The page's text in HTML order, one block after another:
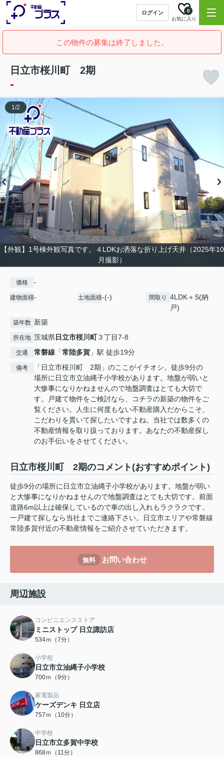
ログイン
お気に入り
0
この物件の募集は終了しました。
日立市桜川町 2期
-
【外観】1号棟外観写真です。４LDKお洒落な折り上げ天井（2025年10
月撮影）
1/2
価格 -
建物面積- 土地面積-(-) 間取り
4LDK＋S(納
戸)
築年数 新築
所在地 茨城県日立市桜川町３丁目7-8
交通 常磐線 「常陸多賀 」駅 徒歩19分
備考
「日立市桜川町 2期」のここがイチオシ。徒歩9分の
場所に日立市立油縄子小学校があります。地盤が弱いと
大惨事になりかねませんので地盤調査はとても大切で
す。戸建て物件をご検討なら、コチラの新築の物件をご
覧ください。人生に何度もない不動産購入だからこそ、
こだわりを貫いて探したいですよね。当社では数多くの
不動産情報を取り扱っております。あなたの不動産探し
のお手伝いをさせてください。
日立市桜川町 2期のコメント(おすすめポイント)
徒歩9分の場所に日立市立油縄子小学校があります。地盤が弱い
と大惨事になりかねませんので地盤調査はとても大切です。前面
道路6m以上は確保しているので車の出し入れもラクラクです。
一戸建て探しなら当社までご連絡下さい。日立市エリアや常磐線
常陸多賀付近の不動産情報をご紹介させていただきます。
無料 お問い合わせ
周辺施設
コンビニエンスストア
ミニストップ 日立諏訪店
534ｍ（7分）
小学校
日立市立油縄子小学校
700ｍ（9分）
家電製品
ケーズデンキ 日立店
757ｍ（10分）
中学校
日立市立多賀中学校
868ｍ（11分）